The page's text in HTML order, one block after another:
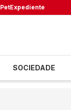
PetExpediente
SOCIEDADE